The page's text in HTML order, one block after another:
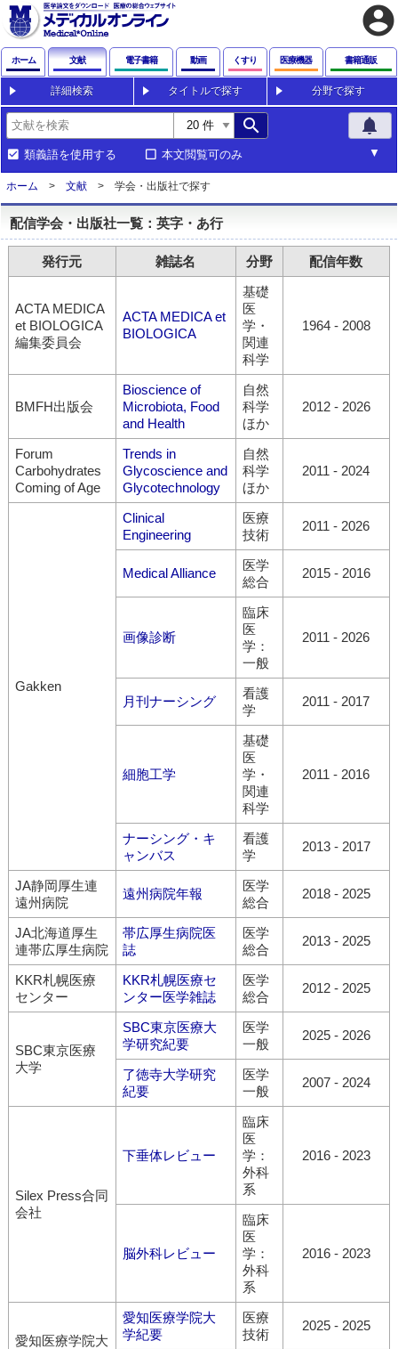
account_circle
ホーム 文献 電子書籍 動画 くすり 医療機器 書籍通販
詳細検索 タイトルで探す 分野で探す
search notifications
類義語を使用する 本文閲覧可のみ
ホーム 文献 学会・出版社で探す
配信学会・出版社一覧：英字・あ行
発行元 雑誌名 分野 配信年数
ACTA MEDICA
et BIOLOGICA
編集委員会
ACTA MEDICA et
BIOLOGICA
基礎
医
学・
関連
科学
1964- 2008
BMFH出版会
Bioscience of
Microbiota, Food
and Health
自然
科学
ほか
2012- 2026
Forum
Carbohydrates
Coming of Age
Trends in
Glycoscience and
Glycotechnology
自然
科学
ほか
2011 - 2024
Gakken
Clinical
Engineering
医療
技術
2011 - 2026
Medical Alliance
医学
総合
2015- 2016
画像診断
臨床
医
学：
一般
2011 - 2026
月刊ナーシング
看護
学
2011 - 2017
細胞工学
基礎
医
学・
関連
科学
2011 - 2016
ナーシング・キ
ャンバス
看護
学
2013- 2017
JA静岡厚生連
遠州病院
遠州病院年報
医学
総合
2018- 2025
JA北海道厚生
連帯広厚生病院
帯広厚生病院医
誌
医学
総合
2013- 2025
KKR札幌医療
センター
KKR札幌医療セ
ンター医学雑誌
医学
総合
2012- 2025
SBC東京医療
大学
SBC東京医療大
学研究紀要
医学
一般
2025- 2026
了徳寺大学研究
紀要
医学
一般
2007- 2024
Silex Press合同
会社
下垂体レビュー
臨床
医
学：
外科
系
2016- 2023
脳外科レビュー
臨床
医
学：
外科
系
2016- 2023
愛知医療学院大
愛知医療学院大
学紀要
医療
技術
2025- 2025